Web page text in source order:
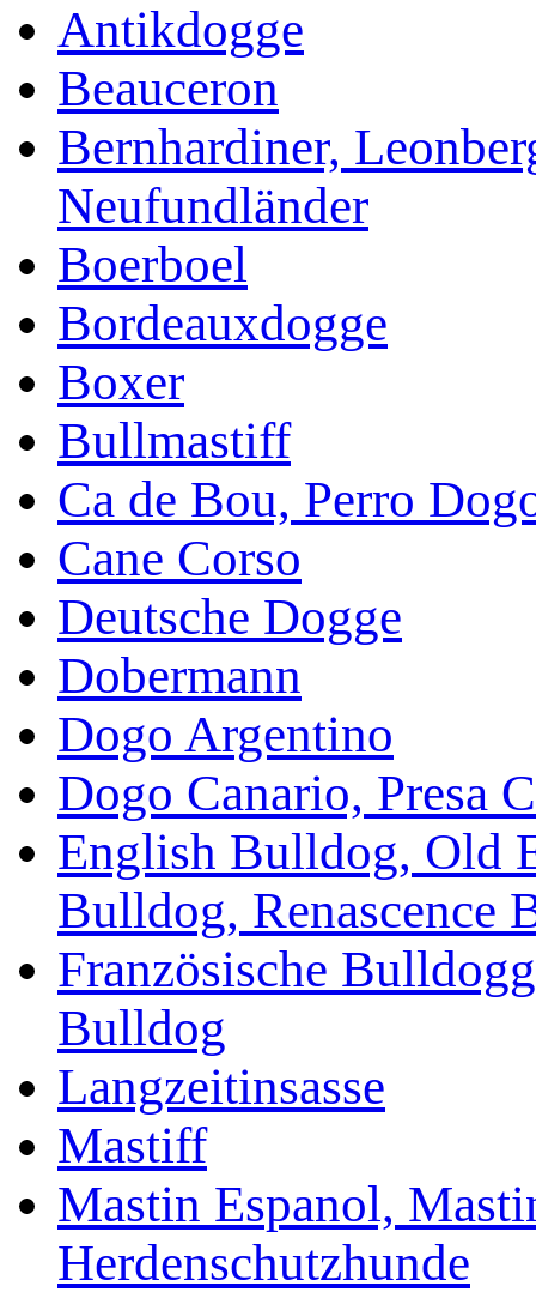
Antikdogge
Beauceron
Bernhardiner,
Neufundländer
Boerboel
Bordeauxdogge
Boxer
Bullmastiff
Ca de Bou, Perro
Cane Corso
Deutsche Dogge
Dobermann
Dogo Argentino
Dogo Canario, Presa
English Bulldog, Old
Bulldog, Renascence
Französische
Bulldog
Langzeitinsasse
Mastiff
Mastin Espanol,
Herdenschutzhunde